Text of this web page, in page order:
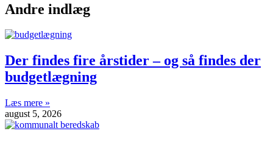
Andre indlæg
Der findes fire årstider – og så findes der
budgetlægning
Læs mere »
august 5, 2026